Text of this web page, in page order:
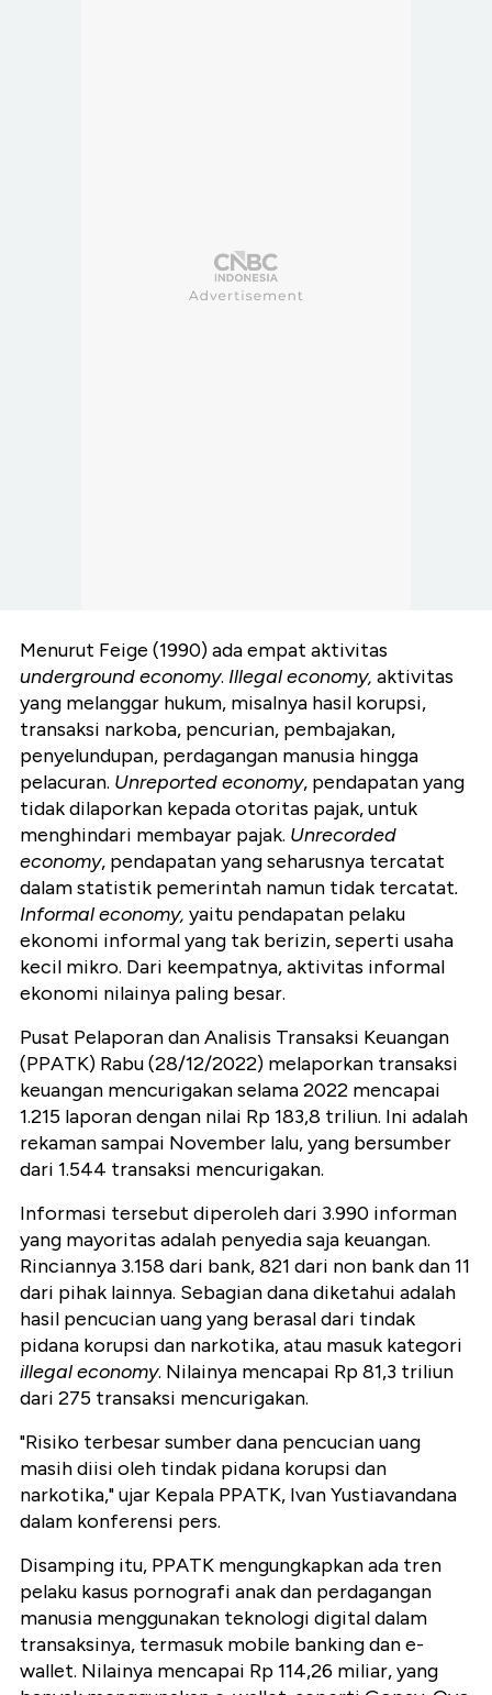
Menurut Feige (1990) ada empat aktivitas
underground economy. Illegal economy, aktivitas
yang melanggar hukum, misalnya hasil korupsi,
transaksi narkoba, pencurian, pembajakan,
penyelundupan, perdagangan manusia hingga
pelacuran. Unreported economy, pendapatan yang
tidak dilaporkan kepada otoritas pajak, untuk
menghindari membayar pajak. Unrecorded
economy, pendapatan yang seharusnya tercatat
dalam statistik pemerintah namun tidak tercatat.
Informal economy, yaitu pendapatan pelaku
ekonomi informal yang tak berizin, seperti usaha
kecil mikro. Dari keempatnya, aktivitas informal
ekonomi nilainya paling besar.
Pusat Pelaporan dan Analisis Transaksi Keuangan
(PPATK) Rabu (28/12/2022) melaporkan transaksi
keuangan mencurigakan selama 2022 mencapai
1.215 laporan dengan nilai Rp 183,8 triliun. Ini adalah
rekaman sampai November lalu, yang bersumber
dari 1.544 transaksi mencurigakan.
Informasi tersebut diperoleh dari 3.990 informan
yang mayoritas adalah penyedia saja keuangan.
Rinciannya 3.158 dari bank, 821 dari non bank dan 11
dari pihak lainnya. Sebagian dana diketahui adalah
hasil pencucian uang yang berasal dari tindak
pidana korupsi dan narkotika, atau masuk kategori
illegal economy. Nilainya mencapai Rp 81,3 triliun
dari 275 transaksi mencurigakan.
"Risiko terbesar sumber dana pencucian uang
masih diisi oleh tindak pidana korupsi dan
narkotika," ujar Kepala PPATK, Ivan Yustiavandana
dalam konferensi pers.
Disamping itu, PPATK mengungkapkan ada tren
pelaku kasus pornografi anak dan perdagangan
manusia menggunakan teknologi digital dalam
transaksinya, termasuk mobile banking dan e-
wallet. Nilainya mencapai Rp 114,26 miliar, yang